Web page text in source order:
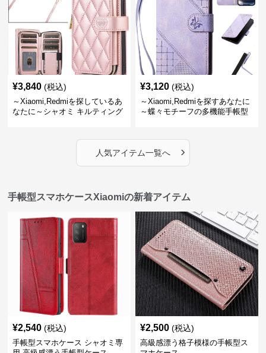
¥3,840 (税込)
～Xiaomi,Redmiを探しているあ
なたに～シャオミ キルティング
¥3,120 (税込)
～Xiaomi,Redmiを探すあなたに
～蝶々モチーフの多機能手帳型
人気アイテム一覧へ ›
手帳型スマホケースXiaomiの新着アイテム
¥2,540 (税込)
手帳型スマホケース シャオミ専
¥2,500 (税込)
高級感漂う格子模様の手帳型ス